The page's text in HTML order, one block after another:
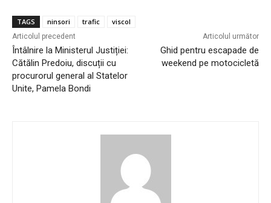
TAGS ninsori trafic viscol
Articolul precedent
Întâlnire la Ministerul Justiției:
Cătălin Predoiu, discuții cu
procurorul general al Statelor
Unite, Pamela Bondi
Articolul următor
Ghid pentru escapade de
weekend pe motocicletă